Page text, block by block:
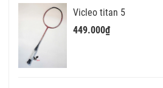
Vicleo titan 5
449.000₫